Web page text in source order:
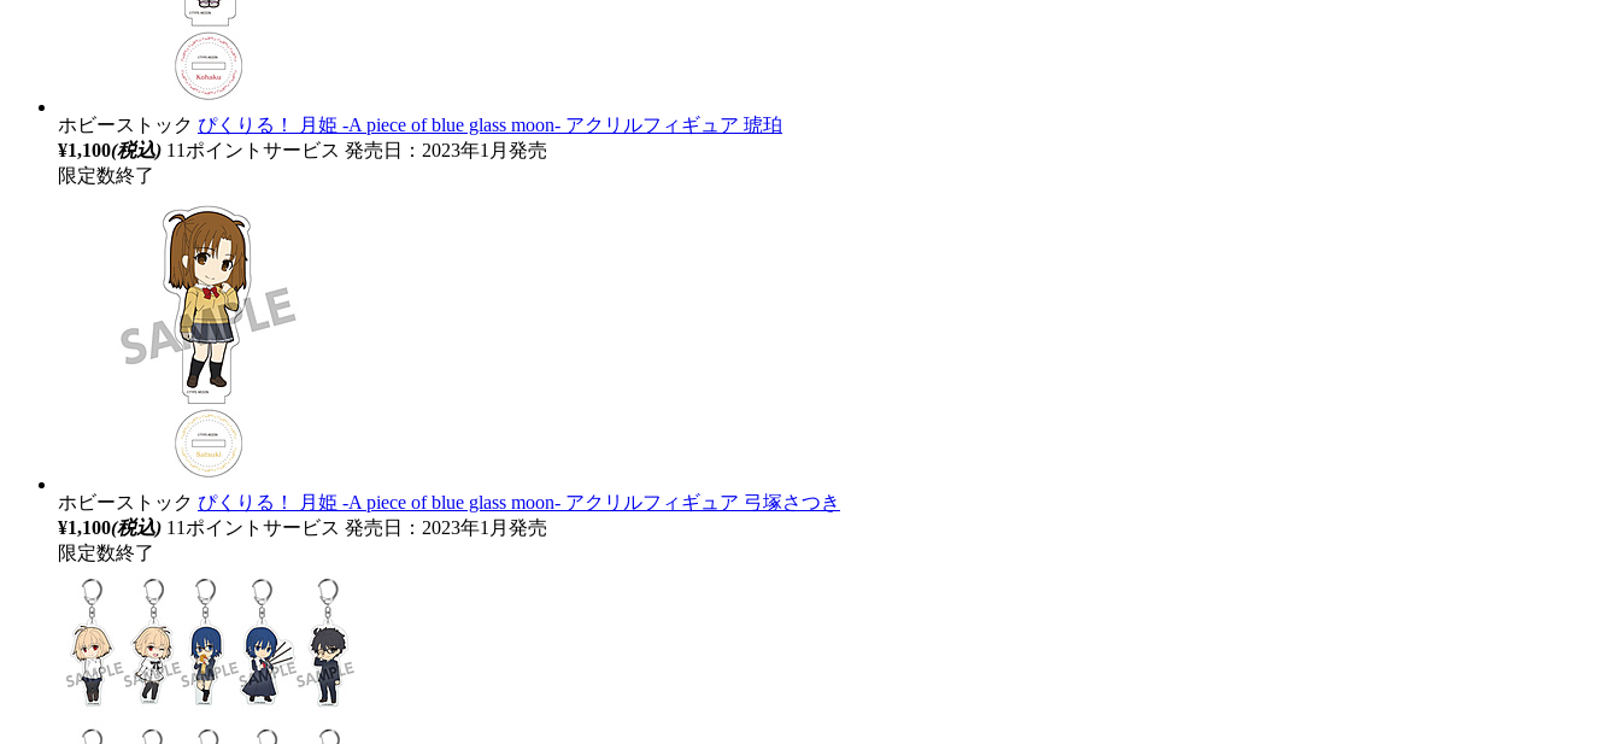
ホビーストック ぴくりる！ 月姫 ‐A piece of blue glass moon- アクリルフィギュア 琥珀
¥1,100(税込) 11ポイントサービス 発売日：2023年1月発売
限定数終了
ホビーストック ぴくりる！ 月姫 -A piece of blue glass moon- アクリルフィギュア 弓塚さつき
¥1,100(税込) 11ポイントサービス 発売日：2023年1月発売
限定数終了